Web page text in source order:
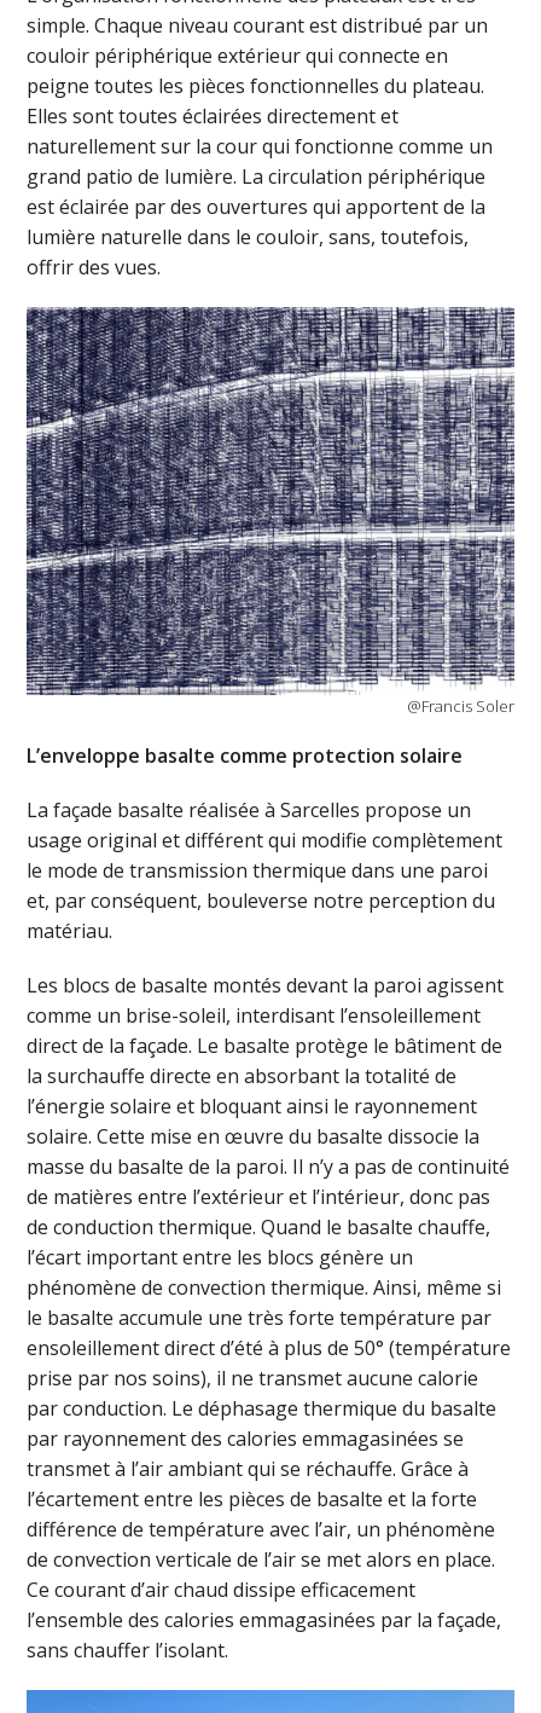
simple. Chaque niveau courant est distribué par un
couloir périphérique extérieur qui connecte en
peigne toutes les pièces fonctionnelles du plateau.
Elles sont toutes éclairées directement et
naturellement sur la cour qui fonctionne comme un
grand patio de lumière. La circulation périphérique
est éclairée par des ouvertures qui apportent de la
lumière naturelle dans le couloir, sans, toutefois,
offrir des vues.
@Francis Soler
L’enveloppe basalte comme protection solaire
La façade basalte réalisée à Sarcelles propose un
usage original et différent qui modifie complètement
le mode de transmission thermique dans une paroi
et, par conséquent, bouleverse notre perception du
matériau.
Les blocs de basalte montés devant la paroi agissent
comme un brise-soleil, interdisant l’ensoleillement
direct de la façade. Le basalte protège le bâtiment de
la surchauffe directe en absorbant la totalité de
l’énergie solaire et bloquant ainsi le rayonnement
solaire. Cette mise en œuvre du basalte dissocie la
masse du basalte de la paroi. Il n’y a pas de continuité
de matières entre l’extérieur et l’intérieur, donc pas
de conduction thermique. Quand le basalte chauffe,
l’écart important entre les blocs génère un
phénomène de convection thermique. Ainsi, même si
le basalte accumule une très forte température par
ensoleillement direct d’été à plus de 50° (température
prise par nos soins), il ne transmet aucune calorie
par conduction. Le déphasage thermique du basalte
par rayonnement des calories emmagasinées se
transmet à l’air ambiant qui se réchauffe. Grâce à
l’écartement entre les pièces de basalte et la forte
différence de température avec l’air, un phénomène
de convection verticale de l’air se met alors en place.
Ce courant d’air chaud dissipe efficacement
l’ensemble des calories emmagasinées par la façade,
sans chauffer l’isolant.